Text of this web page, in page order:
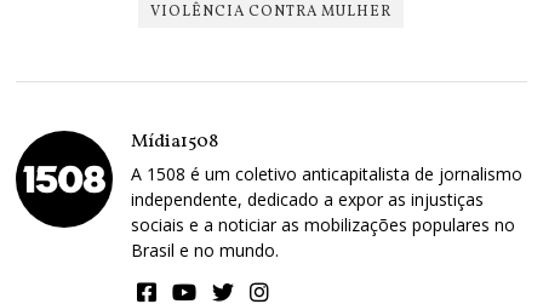
VIOLÊNCIA CONTRA MULHER
Mídia1508
A 1508 é um coletivo anticapitalista de jornalismo
independente, dedicado a expor as injustiças
sociais e a noticiar as mobilizações populares no
Brasil e no mundo.